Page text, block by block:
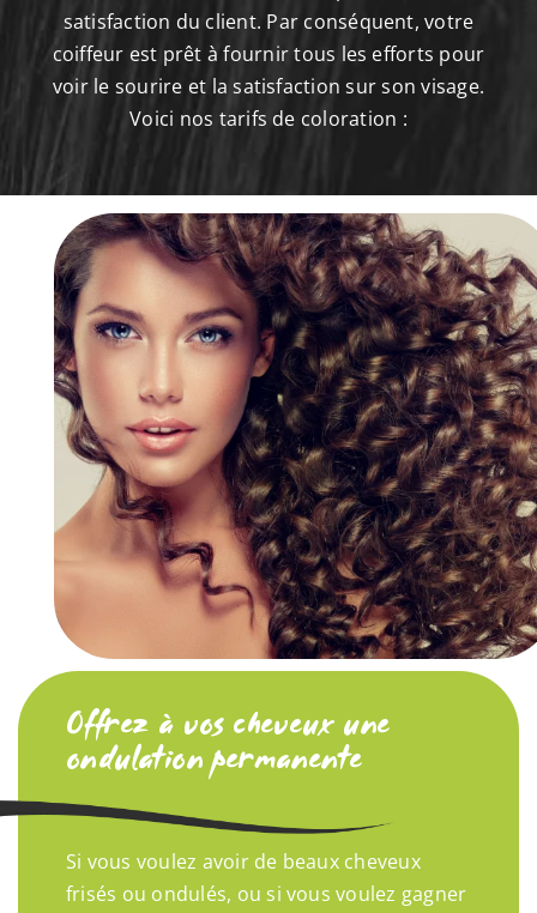
satisfaction du client. Par conséquent, votre
coiffeur est prêt à fournir tous les efforts pour
voir le sourire et la satisfaction sur son visage.
Voici nos tarifs de coloration :
Offrez à vos cheveux une
ondulation permanente
Si vous voulez avoir de beaux cheveux
frisés ou ondulés, ou si vous voulez gagner